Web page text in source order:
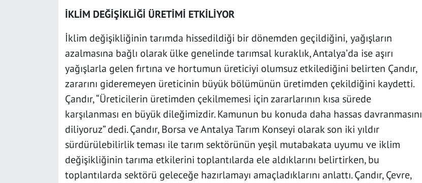
İKLİM DEĞİŞİKLİĞİ ÜRETİMİ ETKİLİYOR
İklim değişikliğinin tarımda hissedildiği bir dönemden geçildiğini, yağışların
azalmasına bağlı olarak ülke genelinde tarımsal kuraklık, Antalya’da ise aşırı
yağışlarla gelen fırtına ve hortumun üreticiyi olumsuz etkilediğini belirten Çandır,
zararını gideremeyen üreticinin büyük bölümünün üretimden çekildiğini kaydetti.
Çandır, “Üreticilerin üretimden çekilmemesi için zararlarının kısa sürede
karşılanması en büyük dileğimizdir. Kamunun bu konuda daha hassas davranmasını
diliyoruz” dedi. Çandır, Borsa ve Antalya Tarım Konseyi olarak son iki yıldır
sürdürülebilirlik teması ile tarım sektörünün yeşil mutabakata uyumu ve iklim
değişikliğinin tarıma etkilerini toplantılarda ele aldıklarını belirtirken, bu
toplantılarda sektörü geleceğe hazırlamayı amaçladıklarını anlattı. Çandır, Çevre,